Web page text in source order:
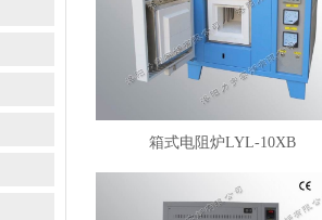
箱式电阻炉LYL-10XB